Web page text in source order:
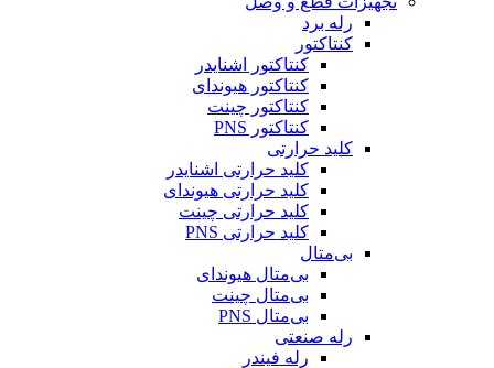
رله برد
کنتاکتور
کنتاکتور اشنایدر
کنتاکتور هیوندای
کنتاکتور چینت
کنتاکتور PNS
کلید حرارتی
کلید حرارتی اشنایدر
کلید حرارتی هیوندای
کلید حرارتی چینت
کلید حرارتی PNS
بی‌متال
بی‌متال هیوندای
بی‌متال چینت
بی‌متال PNS
رله صنعتی
رله فیندر